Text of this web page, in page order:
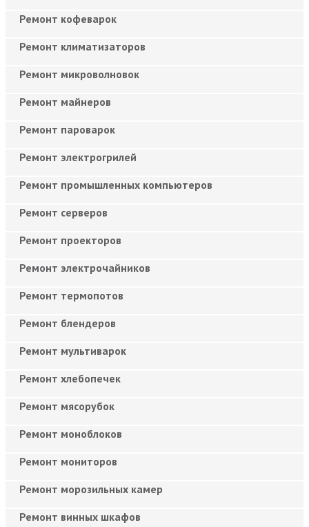
Ремонт кофеварок
Ремонт климатизаторов
Ремонт микроволновок
Ремонт майнеров
Ремонт пароварок
Ремонт электрогрилей
Ремонт промышленных компьютеров
Ремонт серверов
Ремонт проекторов
Ремонт электрочайников
Ремонт термопотов
Ремонт блендеров
Ремонт мультиварок
Ремонт хлебопечек
Ремонт мясорубок
Ремонт моноблоков
Ремонт мониторов
Ремонт морозильных камер
Ремонт винных шкафов